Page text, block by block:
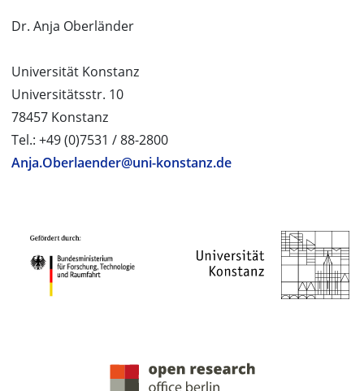
Dr. Anja Oberländer
Universität Konstanz
Universitätsstr. 10
78457 Konstanz
Tel.: +49 (0)7531 / 88-2800
Anja.Oberlaender@uni-konstanz.de